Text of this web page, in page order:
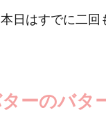
日はすでに二
ーのバタ